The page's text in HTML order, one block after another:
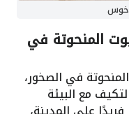
المنحوتة في
في الصخور،
مع البيئة